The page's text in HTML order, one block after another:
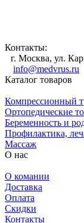
Контакты:
г. Москва, ул.
info@medvrus.ru
Каталог товаров
Компрессионный
Ортопедические
Беременность и
Профилактика,
Массаж
О нас
О комании
Доставка
Оплата
Скидки
Контакты